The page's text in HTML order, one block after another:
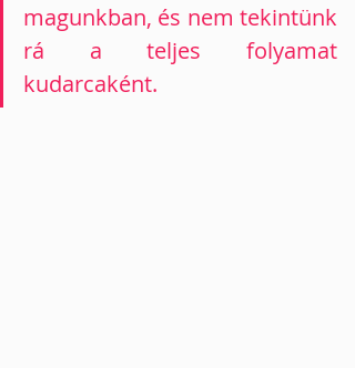
magunkban, és nem tekintünk
rá a teljes folyamat
kudarcaként.